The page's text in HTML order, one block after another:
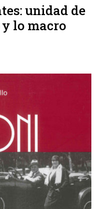
unidad de
lo macro